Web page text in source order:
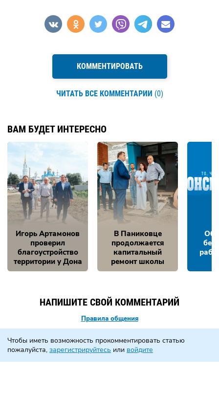
КОММЕНТИРОВАТЬ
ЧИТАТЬ ВСЕ КОММЕНТАРИИ (0)
ВАМ БУДЕТ ИНТЕРЕСНО
Игорь Артамонов
проверил
благоустройство
территории у Дона
В Паниковце
продолжается
капитальный
ремонт школы
НАПИШИТЕ СВОЙ КОММЕНТАРИЙ
Правила общения
Чтобы иметь возможность прокомментировать статью
пожалуйста, зарегистрируйтесь или войдите